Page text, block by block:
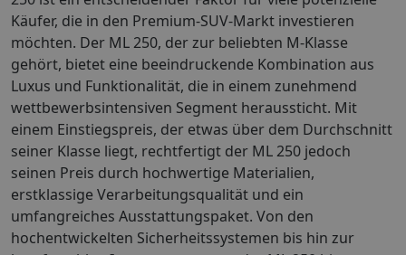
Käufer, die in den Premium-SUV-Markt investieren
möchten. Der ML 250, der zur beliebten M-Klasse
gehört, bietet eine beeindruckende Kombination aus
Luxus und Funktionalität, die in einem zunehmend
wettbewerbsintensiven Segment heraussticht. Mit
einem Einstiegspreis, der etwas über dem Durchschnitt
seiner Klasse liegt, rechtfertigt der ML 250 jedoch
seinen Preis durch hochwertige Materialien,
erstklassige Verarbeitungsqualität und ein
umfangreiches Ausstattungspaket. Von den
hochentwickelten Sicherheitssystemen bis hin zur